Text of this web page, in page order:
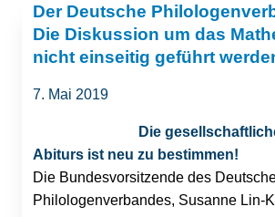
Der Deutsche
Die Diskussion um das
nicht einseitig geführt
7. Mai 2019
Die
Abiturs ist neu zu bestimmen!
Die Bundesvorsitzende des
Philologenverbandes, Susanne Lin-